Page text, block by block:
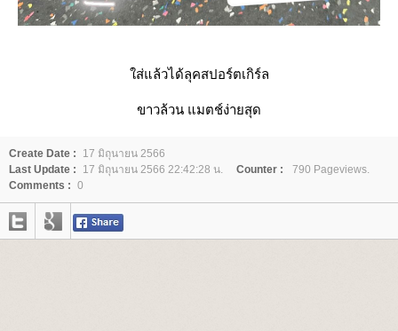
ส่แล้วได้ลุคสปอร์ตเกิร์ล
ขาวล้วน แมตช์ง่ายสุด
Create Date :
17 มิถุนายน 2566
Last Update :
17 มิถุนายน 2566 22:42:28 น. Counter :
790 Pageviews.
Comments : 0